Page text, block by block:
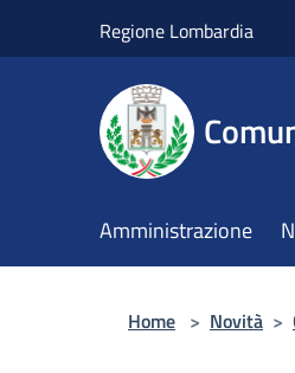
Regione Lombardia
Amministrazione
Home > Novità >